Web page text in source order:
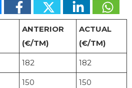
ANTERIOR
(€/TM)
ACTUAL
(€/TM)
182 182
150 150